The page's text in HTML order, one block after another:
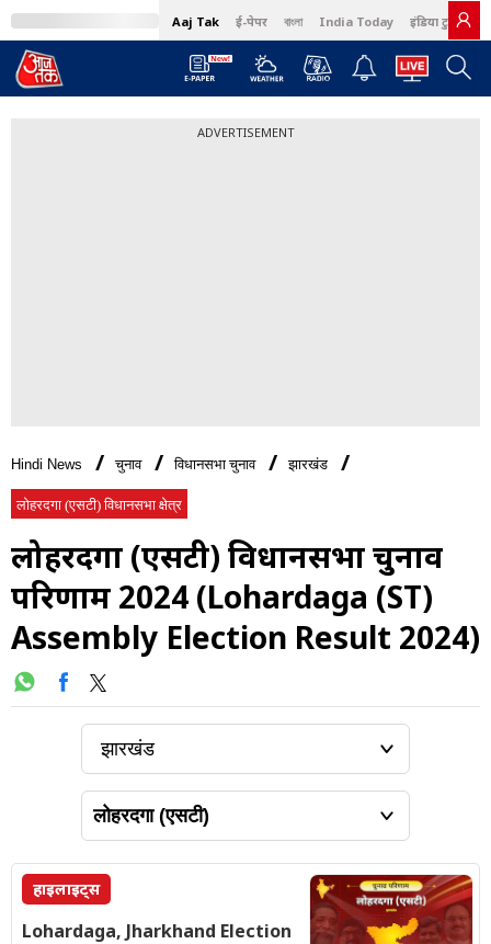
Aaj Tak ई-पेपर বাংলা India Today इंडिया टुडे हिंदी
ADVERTISEMENT
Hindi News चुनाव विधानसभा चुनाव झारखंड
लोहरदगा (एसटी) विधानसभा क्षेत्र
लोहरदगा (एसटी) विधानसभा चुनाव
परिणाम 2024 (Lohardaga (ST)
Assembly Election Result 2024)
हाइलाइट्स
Lohardaga, Jharkhand Election